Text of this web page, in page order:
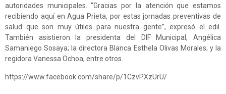
autoridades municipales. “Gracias por la atención que estamos
recibiendo aquí en Agua Prieta, por estas jornadas preventivas de
salud que son muy útiles para nuestra gente”, expresó el edil.
También asistieron la presidenta del DIF Municipal, Angélica
Samaniego Sosaya; la directora Blanca Esthela Olivas Morales; y la
regidora Vanessa Ochoa, entre otros.
https://www.facebook.com/share/p/1CzvPXzUrU/